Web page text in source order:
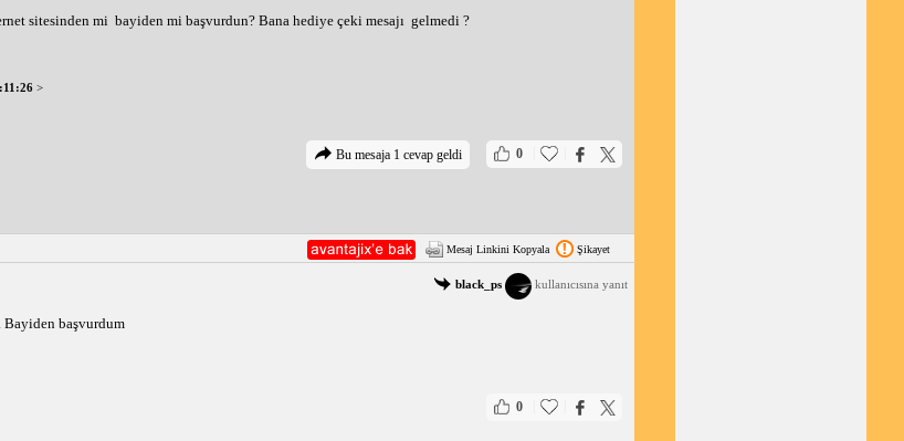
sitesinden mi  bayiden mi başvurdun? Bana hediye çeki mesajı  gelmedi ?
>
0
Bu mesaja 1 cevap geldi
Mesaj Linkini Kopyala Şikayet
black_ps kullanıcısına yanıt
Bayiden başvurdum
0